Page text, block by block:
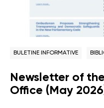
BULETINE INFORMATIVE
Newsletter of
Office (May